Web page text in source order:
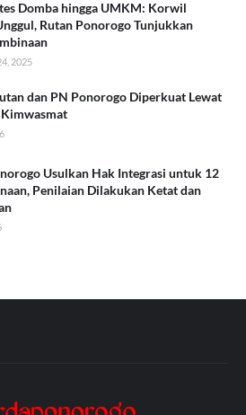
Domba hingga UMKM: Korwil
Rutan Ponorogo Tunjukkan
2025
dan PN Ponorogo Diperkuat Lewat
Usulkan Hak Integrasi untuk 12
Penilaian Dilakukan Ketat dan